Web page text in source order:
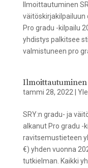
Ilmoittautuminen
väitöskirjakilpailuun
Pro gradu -kilpailu
yhdistys palkitsee
valmistuneen pro
tammi 28, 2022
SRY:n gradu- ja
alkanut Pro gradu -
ravitsemustieteen
€) yhden vuonna
tutkielman. Kaikki